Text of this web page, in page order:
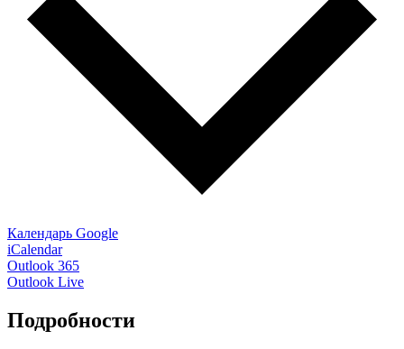
Календарь Google
iCalendar
Outlook 365
Outlook Live
Подробности